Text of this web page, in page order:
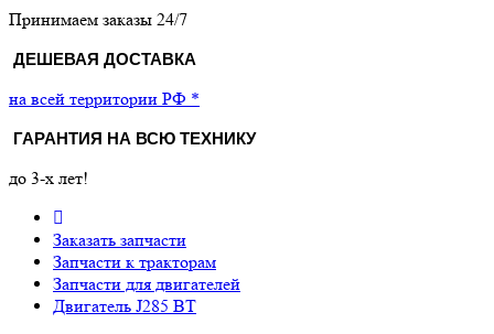
Принимаем заказы 24/7
ДЕШЕВАЯ ДОСТАВКА
на всей территории РФ *
ГАРАНТИЯ НА ВСЮ ТЕХНИКУ
до 3-х лет!
Заказать запчасти
Запчасти к тракторам
Запчасти для двигателей
Двигатель J285 BT